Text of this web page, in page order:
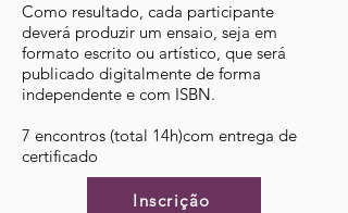
Como resultado, cada participante
deverá produzir um ensaio, seja em
formato escrito ou artístico, que será
publicado digitalmente de forma
independente e com ISBN.
7 encontros (total 14h)com entrega de
certificado
Inscrição